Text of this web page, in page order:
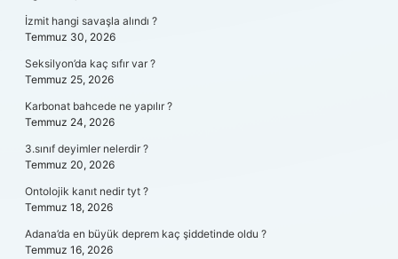
İzmit hangi savaşla alındı ?
Temmuz 30, 2026
Seksilyon’da kaç sıfır var ?
Temmuz 25, 2026
Karbonat bahcede ne yapılır ?
Temmuz 24, 2026
3.sınıf deyimler nelerdir ?
Temmuz 20, 2026
Ontolojik kanıt nedir tyt ?
Temmuz 18, 2026
Adana’da en büyük deprem kaç şiddetinde oldu ?
Temmuz 16, 2026